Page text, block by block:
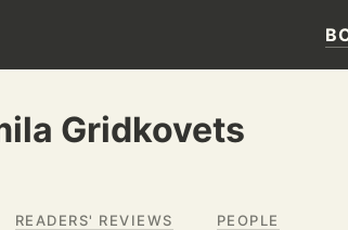
Gridkovets
READERS' REVIEWS PEOPLE